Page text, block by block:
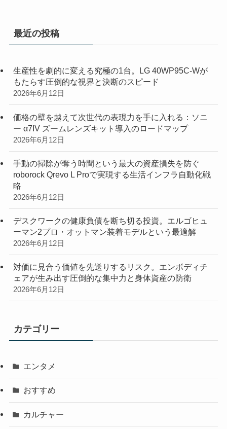
最近の投稿
生産性を劇的に変える究極の1台。LG 40WP95C-Wが
もたらす圧倒的な視界と決断のスピード
2026年6月12日
価格の壁を越えて次世代の表現力を手に入れる：ソニ
ー α7IV ズームレンズキット導入のロードマップ
2026年6月12日
手動の掃除が奪う時間という最大の資産損失を防ぐ
roborock Qrevo L Proで実現する生活インフラ自動化戦
略
2026年6月12日
デスクワークの健康負債を断ち切る投資。エルゴヒュ
ーマン2プロ・オットマン装着モデルという最適解
2026年6月12日
対価に見合う価値を先送りするリスク。エンボディチ
ェアが生み出す圧倒的な集中力と身体資産の防衛
2026年6月12日
カテゴリー
エンタメ
おすすめ
カルチャー